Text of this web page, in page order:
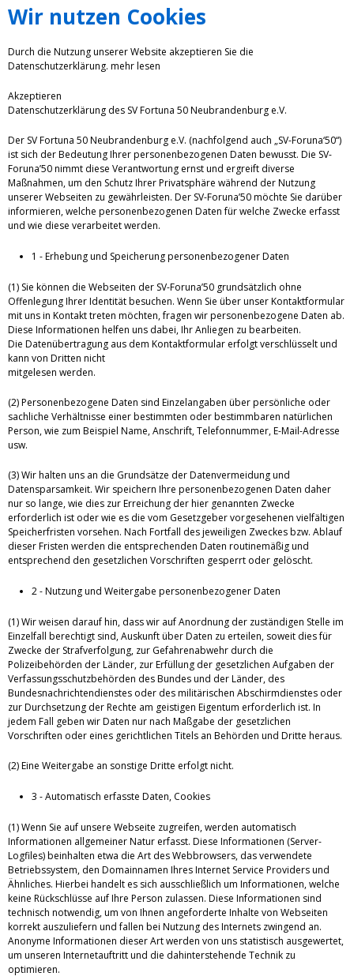
Wir nutzen Cookies
Durch die Nutzung unserer Website akzeptieren Sie die
Datenschutzerklärung. mehr lesen
Akzeptieren
Datenschutzerklärung des SV Fortuna 50 Neubrandenburg e.V.
Der SV Fortuna 50 Neubrandenburg e.V. (nachfolgend auch „SV-Foruna‘50“)
ist sich der Bedeutung Ihrer personenbezogenen Daten bewusst. Die SV-
Foruna’50 nimmt diese Verantwortung ernst und ergreift diverse
Maßnahmen, um den Schutz Ihrer Privatsphäre während der Nutzung
unserer Webseiten zu gewährleisten. Der SV-Foruna’50 möchte Sie darüber
informieren, welche personenbezogenen Daten für welche Zwecke erfasst
und wie diese verarbeitet werden.
1 - Erhebung und Speicherung personenbezogener Daten
(1) Sie können die Webseiten der SV-Foruna’50 grundsätzlich ohne
Offenlegung Ihrer Identität besuchen. Wenn Sie über unser Kontaktformular
mit uns in Kontakt treten möchten, fragen wir personenbezogene Daten ab.
Diese Informationen helfen uns dabei, Ihr Anliegen zu bearbeiten.
Die Datenübertragung aus dem Kontaktformular erfolgt verschlüsselt und
kann von Dritten nicht
mitgelesen werden.
(2) Personenbezogene Daten sind Einzelangaben über persönliche oder
sachliche Verhältnisse einer bestimmten oder bestimmbaren natürlichen
Person, wie zum Beispiel Name, Anschrift, Telefonnummer, E-Mail-Adresse
usw.
(3) Wir halten uns an die Grundsätze der Datenvermeidung und
Datensparsamkeit. Wir speichern Ihre personenbezogenen Daten daher
nur so lange, wie dies zur Erreichung der hier genannten Zwecke
erforderlich ist oder wie es die vom Gesetzgeber vorgesehenen vielfältigen
Speicherfristen vorsehen. Nach Fortfall des jeweiligen Zweckes bzw. Ablauf
dieser Fristen werden die entsprechenden Daten routinemäßig und
entsprechend den gesetzlichen Vorschriften gesperrt oder gelöscht.
2 - Nutzung und Weitergabe personenbezogener Daten
(1) Wir weisen darauf hin, dass wir auf Anordnung der zuständigen Stelle im
Einzelfall berechtigt sind, Auskunft über Daten zu erteilen, soweit dies für
Zwecke der Strafverfolgung, zur Gefahrenabwehr durch die
Polizeibehörden der Länder, zur Erfüllung der gesetzlichen Aufgaben der
Verfassungsschutzbehörden des Bundes und der Länder, des
Bundesnachrichtendienstes oder des militärischen Abschirmdienstes oder
zur Durchsetzung der Rechte am geistigen Eigentum erforderlich ist. In
jedem Fall geben wir Daten nur nach Maßgabe der gesetzlichen
Vorschriften oder eines gerichtlichen Titels an Behörden und Dritte heraus.
(2) Eine Weitergabe an sonstige Dritte erfolgt nicht.
3 - Automatisch erfasste Daten, Cookies
(1) Wenn Sie auf unsere Webseite zugreifen, werden automatisch
Informationen allgemeiner Natur erfasst. Diese Informationen (Server-
Logfiles) beinhalten etwa die Art des Webbrowsers, das verwendete
Betriebssystem, den Domainnamen Ihres Internet Service Providers und
Ähnliches. Hierbei handelt es sich ausschließlich um Informationen, welche
keine Rückschlüsse auf Ihre Person zulassen. Diese Informationen sind
technisch notwendig, um von Ihnen angeforderte Inhalte von Webseiten
korrekt auszuliefern und fallen bei Nutzung des Internets zwingend an.
Anonyme Informationen dieser Art werden von uns statistisch ausgewertet,
um unseren Internetauftritt und die dahinterstehende Technik zu
optimieren.